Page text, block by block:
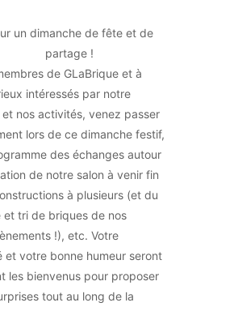
un dimanche de fête et de
partage !
de GLaBrique et à
intéressés par notre
nos activités, venez passer
lors de ce dimanche festif,
des échanges autour
de notre salon à venir fin
à plusieurs (et du
et tri de briques de nos
!), etc. Votre
et votre bonne humeur seront
les bienvenus pour proposer
tout au long de la